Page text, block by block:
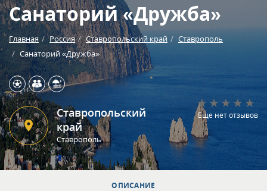
Санаторий «Дружба»
Главная Россия Ставропольский край
Ставрополь
Санаторий «Дружба»
Ставропольский
край
Ставрополь
Еще нет отзывов
ОПИСАНИЕ